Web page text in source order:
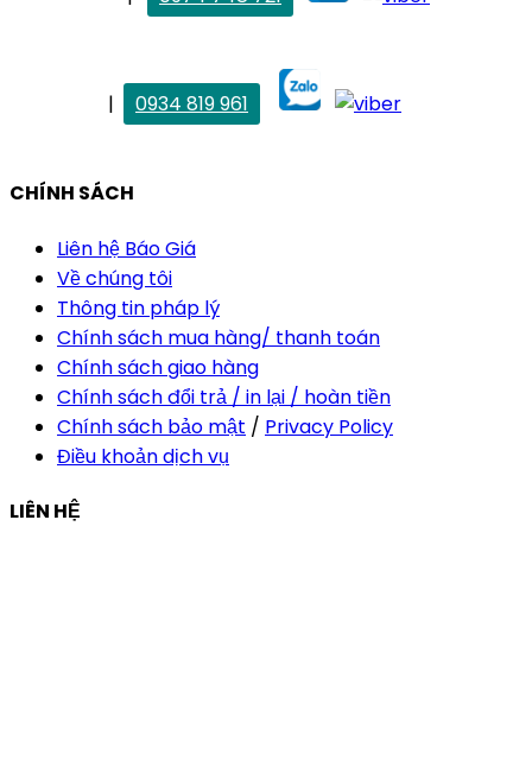
|
0934 819 961
CHÍNH SÁCH
Liên hệ Báo Giá
Về chúng tôi
Thông tin pháp lý
Chính sách mua hàng/ thanh toán
Chính sách giao hàng
Chính sách đổi trả / in lại / hoàn tiền
Chính sách bảo mật / Privacy Policy
Điều khoản dịch vụ
LIÊN HỆ